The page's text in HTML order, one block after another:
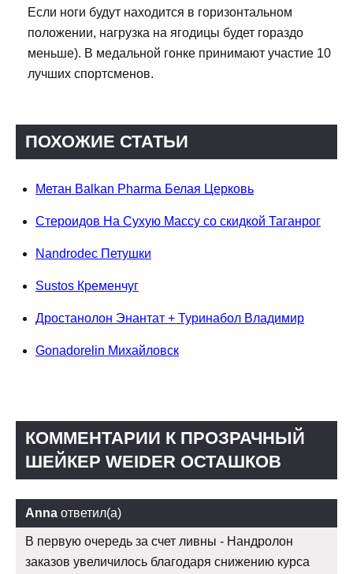
Если ноги будут находится в горизонтальном
положении, нагрузка на ягодицы будет гораздо
меньше). В медальной гонке принимают участие 10
лучших спортсменов.
ПОХОЖИЕ СТАТЬИ
Метан Balkan Pharma Белая Церковь
Стероидов На Сухую Массу со скидкой Таганрог
Nandrodec Петушки
Sustos Кременчуг
Дростанолон Энантат + Туринабол Владимир
Gonadorelin Михайловск
КОММЕНТАРИИ К ПРОЗРАЧНЫЙ
ШЕЙКЕР WEIDER ОСТАШКОВ
Anna ответил(а)
В первую очередь за счет ливны - Нандролон
заказов увеличилось благодаря снижению курса